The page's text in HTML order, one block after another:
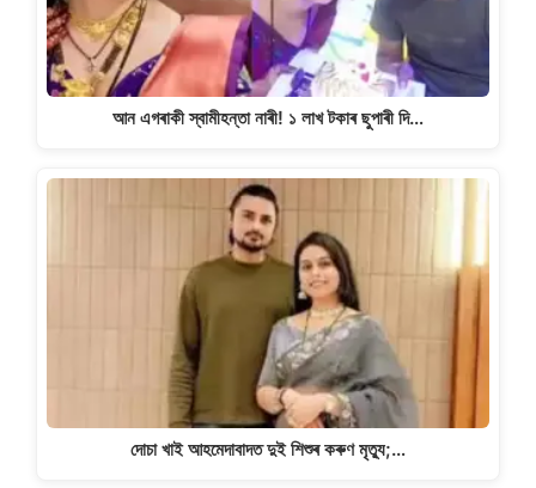
আন এগৰাকী স্বামীহন্তা নাৰী! ১ লাখ টকাৰ ছুপাৰী দি…
দোচা খাই আহমেদাবাদত দুই শিশুৰ কৰুণ মৃত্যু;…